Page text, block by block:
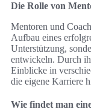
Die Rolle von
Mentoren und
Aufbau eines
Unterstützung,
entwickeln. Durch
Einblicke in
die eigene Karriere
Wie findet man